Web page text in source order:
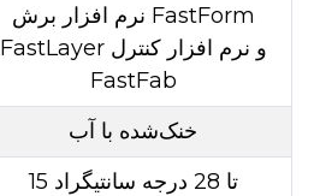
نرم افزار برش FastForm
FastLayer و نرم افزار کنترل
FastFab
خنک‌شده با آب
15 تا 28 درجه سانتیگراد